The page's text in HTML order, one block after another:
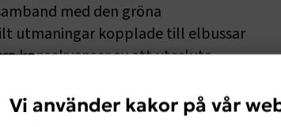
med den gröna
utmaningar kopplade till elbussar
konsekvenser av att utesluta
hur detta kan påverka tillgång
Vi använder kakor på vår